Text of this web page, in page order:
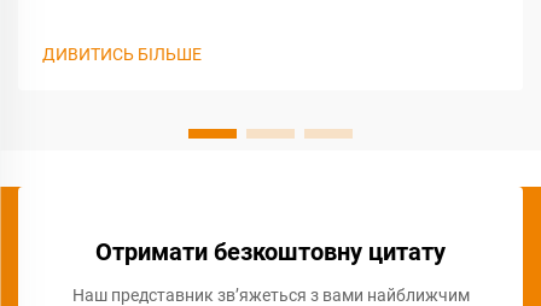
ДИВИТИСЬ БІЛЬШЕ
Отримати безкоштовну цитату
Наш представник зв’яжеться з вами найближчим